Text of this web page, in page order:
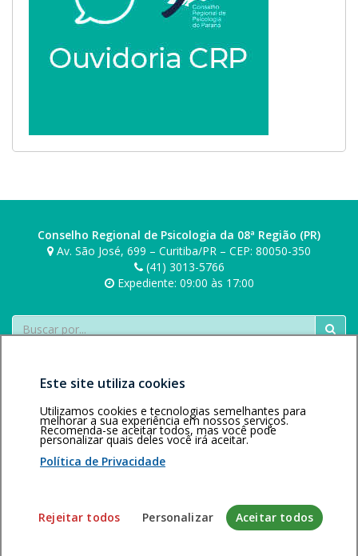
Conselho Regional de Psicologia da 08ª Região (PR)
Av. São José, 699 – Curitiba/PR – CEP: 80050-350
(41) 3013-5766
Expediente: 09:00 às 17:00
Buscar
Área restritaPolítica de
privacidadePersonalização
de cookies
Sistema desenvolvido pela Gerência de Tecnologia da
Este site utiliza cookies
Utilizamos cookies e tecnologias semelhantes para
melhorar a sua experiência em nossos serviços.
Recomenda-se aceitar todos, mas você pode
personalizar quais deles você irá aceitar.
Política de Privacidade
Rejeitar todos Personalizar Aceitar todos